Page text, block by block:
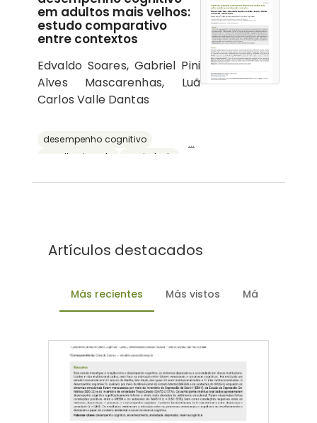
em adultos mais velhos:
estudo comparativo
entre contextos
Edvaldo Soares, Gabriel Pini
Alves Mascarenhas, Luã
Carlos Valle Dantas
desempenho cognitivo
envelhecimento
ansiedade
...
Artículos destacados
Más recientes Más vistos Más